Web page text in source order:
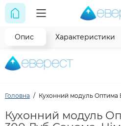
Головна Кухонний модуль Оптима
Кухонний модуль
Опис Характеристики